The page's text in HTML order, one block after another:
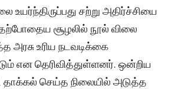
உயர்ந்திருப்பது சற்று அதிர்ச்சியை
தற்போதைய சூழலில் நூல் விலை
அரசு உரிய நடவடிக்கை
என தெரிவித்துள்ளனர். ஒன்றிய
தாக்கல் செய்த நிலையில் அடுத்த